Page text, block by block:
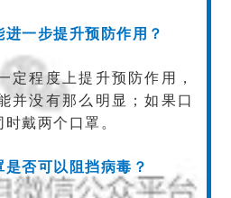
一步提升预防作用？
定程度上提升预防作用，
并没有那么明显；如果口
戴两个口罩。
否可以阻挡病毒？